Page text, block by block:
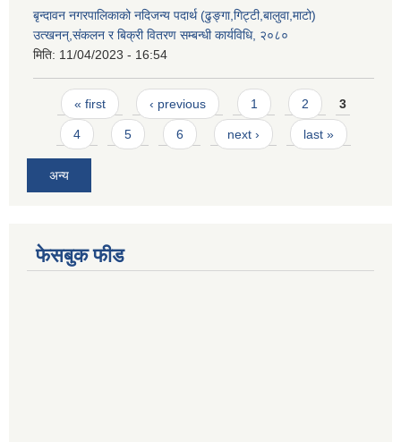
बृन्दावन नगरपालिकाको नदिजन्य पदार्थ (ढुङ्गा,गिट्टी,बालुवा,माटो)
उत्खनन्,संकलन र बिक्री वितरण सम्बन्धी कार्यविधि, २०८०
मिति: 11/04/2023 - 16:54
Pages
« first ‹ previous 1 2 3
4 5 6 next › last »
अन्य
फेसबुक फीड